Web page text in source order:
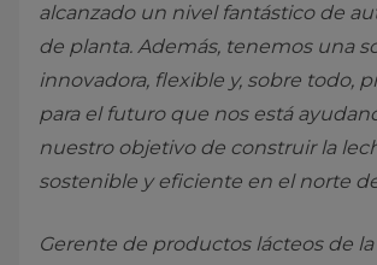
alcanzado un nivel fantástico de
de planta. Además, tenemos una
innovadora, flexible y, sobre todo,
para el futuro que nos está
nuestro objetivo de construir la
sostenible y eficiente en el norte
Gerente de productos lácteos de